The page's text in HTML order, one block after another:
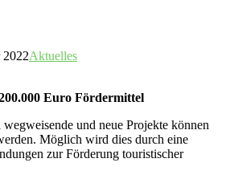
2022Aktuelles
Euro Fördermittel
und neue Projekte können
Möglich wird dies durch eine
zur Förderung touristischer